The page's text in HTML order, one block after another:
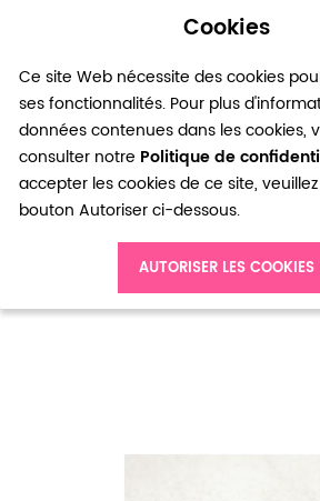
Cookies
Ce site Web nécessite des cookies
ses fonctionnalités. Pour plus
données contenues dans les cookies,
consulter notre Politique de
accepter les cookies de ce site,
bouton Autoriser ci-dessous.
AUTORISER LES COOKIES
0
Pendentif Botte Strass 23mm Argenté Émaillé